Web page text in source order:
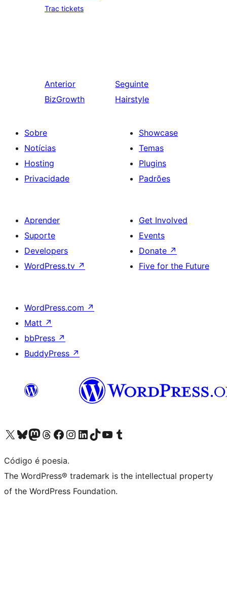
Trac tickets
Anterior
BizGrowth
Seguinte
Hairstyle
Sobre
Notícias
Hosting
Privacidade
Showcase
Temas
Plugins
Padrões
Aprender
Suporte
Developers
WordPress.tv ↗
Get Involved
Events
Donate ↗
Five for the Future
WordPress.com ↗
Matt ↗
bbPress ↗
BuddyPress ↗
Visite a nossa conta X (antigo Twitter)
Visit our Bluesky account
Visit our Mastodon account
Visit our Threads account
Visite a nossa página do Facebook
Visite a nossa conta no Instagram
Visite a nossa conta no LinkedIn
Visit our TikTok account
Visit our YouTube channel
Visit our Tumblr account
Código é poesia.
The WordPress® trademark is the intellectual property
of the WordPress Foundation.